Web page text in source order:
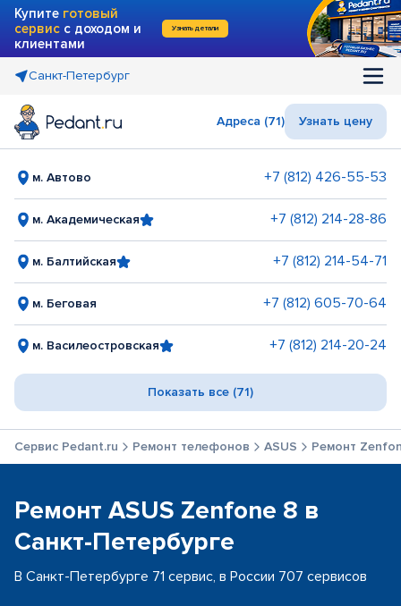
Купите готовый
сервис с доходом и
клиентами
Узнать детали
Санкт-Петербург
Адреса (71) Узнать цену
м. Автово +7 (812) 426-55-53
м. Академическая +7 (812) 214-28-86
м. Балтийская +7 (812) 214-54-71
м. Беговая +7 (812) 605-70-64
м. Василеостровская +7 (812) 214-20-24
Показать все (71)
Сервис Pedant.ru Ремонт телефонов ASUS Ремонт
Ремонт ASUS Zenfone 8 в
Санкт-Петербурге
В Санкт-Петербурге 71 сервис, в России 707 сервисов